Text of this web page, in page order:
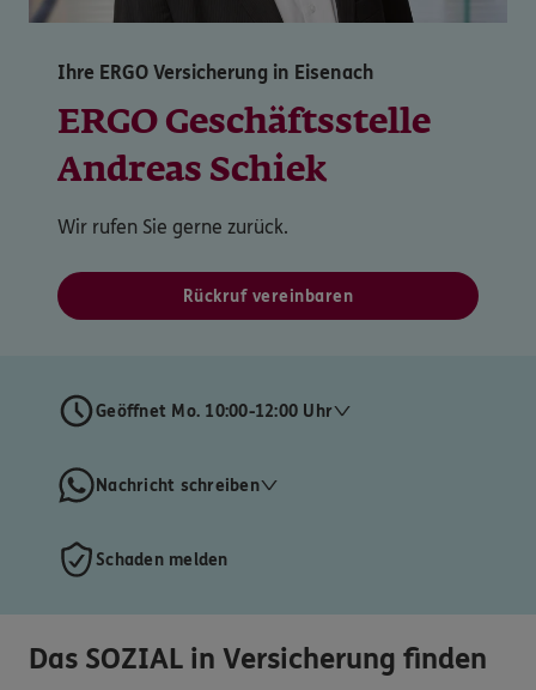
Ihre ERGO Versicherung in Eisenach
ERGO Geschäftsstelle
Andreas Schiek
Wir rufen Sie gerne zurück.
Rückruf vereinbaren
Geöffnet Mo. 10:00-12:00 Uhr
Nachricht schreiben
Schaden melden
Das SOZIAL in Versicherung finden